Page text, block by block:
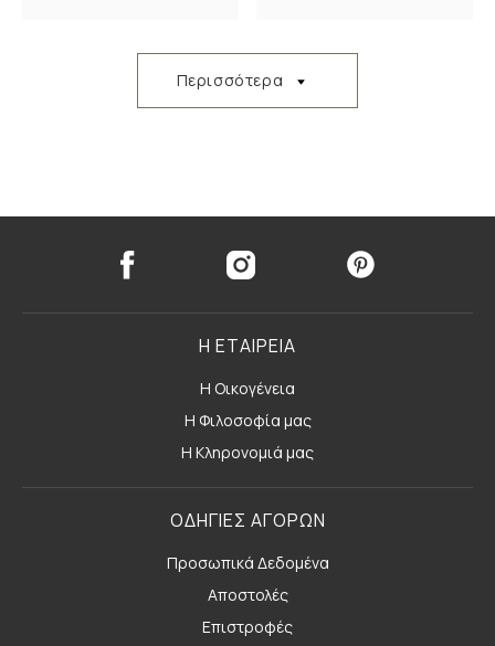
Περισσότερα
Η ΕΤΑΙΡΕΙΑ
Η Οικογένεια
Η Φιλοσοφία μας
Η Κληρονομιά μας
ΟΔΗΓΙΕΣ ΑΓΟΡΩΝ
Προσωπικά Δεδομένα
Αποστολές
Επιστροφές